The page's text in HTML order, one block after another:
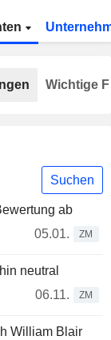
Suchen
ab
05.01.
ZM
neutral
06.11.
ZM
William Blair
Wichtige